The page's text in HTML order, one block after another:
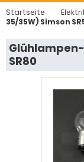
Startseite
35/35W) Simson
Glühlampen-
SR80